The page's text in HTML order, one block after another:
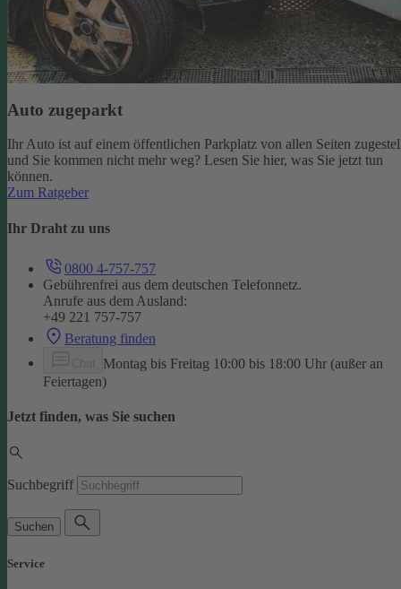
Auto zugeparkt
Ihr Auto ist auf einem öffentlichen Parkplatz von allen Seiten
und Sie kommen nicht mehr weg? Lesen Sie hier, was Sie jetzt tun
können.
Zum Ratgeber
Ihr Draht zu uns
0800 4-757-757
Gebührenfrei aus dem deutschen Telefonnetz.
Anrufe aus dem Ausland:
+49 221 757-757
Beratung finden
Montag bis Freitag 10:00 bis 18:00 Uhr (außer an
Feiertagen)
Jetzt finden, was Sie suchen
Suchbegriff
Suchen
Service